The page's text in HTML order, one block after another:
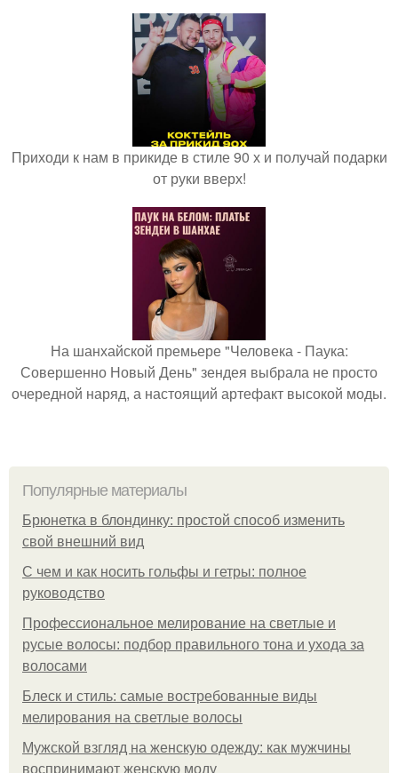
Приходи к нам в прикиде в стиле 90 х и получай подарки
от руки вверх!
На шанхайской премьере "Человека - Паука:
Совершенно Новый День" зендея выбрала не просто
очередной наряд, а настоящий артефакт высокой моды.
Популярные материалы
Брюнетка в блондинку: простой способ изменить
свой внешний вид
С чем и как носить гольфы и гетры: полное
руководство
Профессиональное мелирование на светлые и
русые волосы: подбор правильного тона и ухода за
волосами
Блеск и стиль: самые востребованные виды
мелирования на светлые волосы
Мужской взгляд на женскую одежду: как мужчины
воспринимают женскую моду